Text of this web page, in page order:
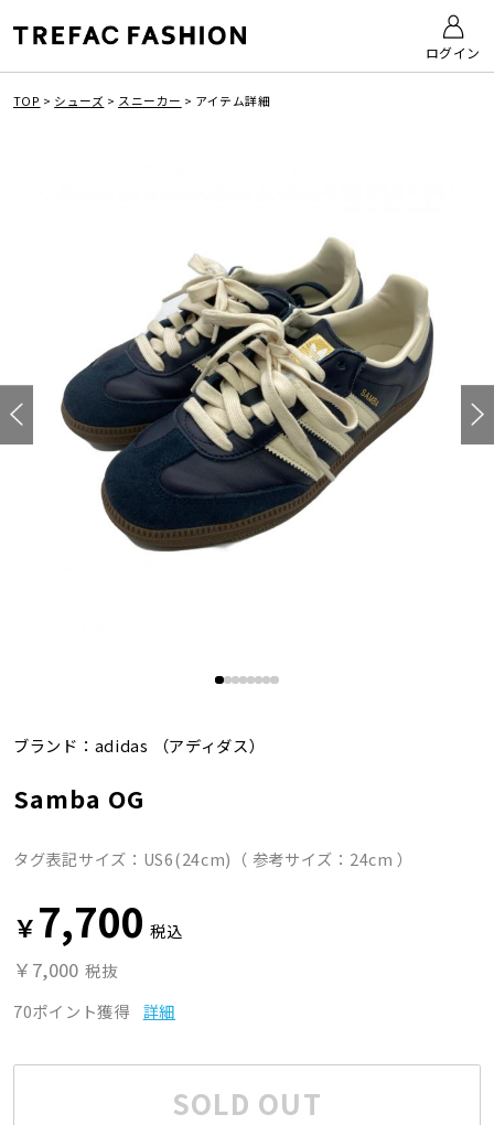
ログイン
TOP > シューズ > スニーカー > アイテム詳細
ブランド： adidas （アディダス）
Samba OG
タグ表記サイズ：US6(24cm)（ 参考サイズ：24cm ）
￥7,700 税込
￥7,000 税抜
70ポイント獲得
詳細
SOLD OUT